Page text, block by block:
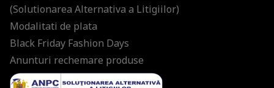
(Solutionarea Alternativa a Litigiilor)
Modalitati de plata
Black Friday Fashion Days
Anunturi rechemare produse